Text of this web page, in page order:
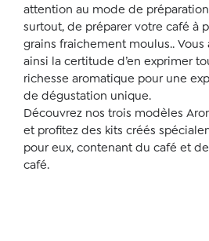
attention au mode de
surtout, de préparer votre café à
grains fraichement moulus.. Vous
ainsi la certitude d’en exprimer
richesse aromatique pour une
de dégustation unique.
Découvrez nos trois modèles
et profitez des kits créés
pour eux, contenant du café et
café.